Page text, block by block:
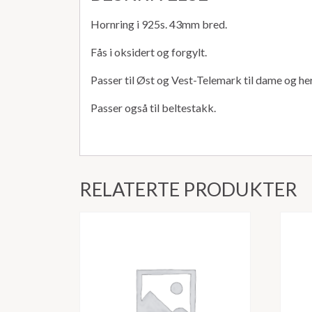
Hornring i 925s. 43mm bred.
Fås i oksidert og forgylt.
Passer til Øst og Vest-Telemark til dame og
Passer også til beltestakk.
RELATERTE PRODUKTER